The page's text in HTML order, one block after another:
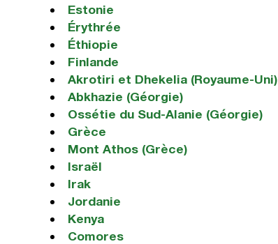
Estonie
Érythrée
Éthiopie
Finlande
Akrotiri et Dhekelia (Royaume-Uni)
Abkhazie (Géorgie)
Ossétie du Sud-Alanie (Géorgie)
Grèce
Mont Athos (Grèce)
Israël
Irak
Jordanie
Kenya
Comores